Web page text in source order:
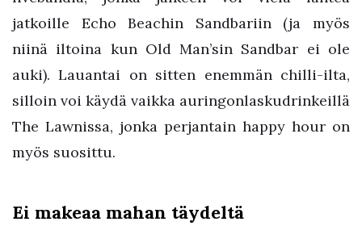
jatkoille Echo Beachin Sandbariin (ja myös
niinä iltoina kun Old Man’sin Sandbar ei ole
auki). Lauantai on sitten enemmän chilli-ilta,
silloin voi käydä vaikka auringonlaskudrinkeillä
The Lawnissa, jonka perjantain happy hour on
myös suosittu.
Ei makeaa mahan täydeltä